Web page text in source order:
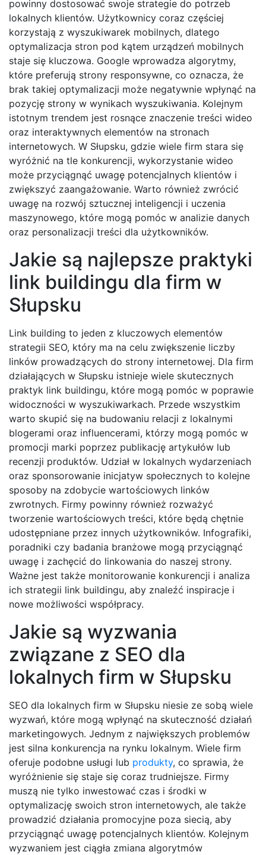
powinny dostosować swoje strategie do potrzeb
lokalnych klientów. Użytkownicy coraz częściej
korzystają z wyszukiwarek mobilnych, dlatego
optymalizacja stron pod kątem urządzeń mobilnych
staje się kluczowa. Google wprowadza algorytmy,
które preferują strony responsywne, co oznacza, że
brak takiej optymalizacji może negatywnie wpłynąć na
pozycję strony w wynikach wyszukiwania. Kolejnym
istotnym trendem jest rosnące znaczenie treści wideo
oraz interaktywnych elementów na stronach
internetowych. W Słupsku, gdzie wiele firm stara się
wyróżnić na tle konkurencji, wykorzystanie wideo
może przyciągnąć uwagę potencjalnych klientów i
zwiększyć zaangażowanie. Warto również zwrócić
uwagę na rozwój sztucznej inteligencji i uczenia
maszynowego, które mogą pomóc w analizie danych
oraz personalizacji treści dla użytkowników.
Jakie są najlepsze praktyki
link buildingu dla firm w
Słupsku
Link building to jeden z kluczowych elementów
strategii SEO, który ma na celu zwiększenie liczby
linków prowadzących do strony internetowej. Dla firm
działających w Słupsku istnieje wiele skutecznych
praktyk link buildingu, które mogą pomóc w poprawie
widoczności w wyszukiwarkach. Przede wszystkim
warto skupić się na budowaniu relacji z lokalnymi
blogerami oraz influencerami, którzy mogą pomóc w
promocji marki poprzez publikację artykułów lub
recenzji produktów. Udział w lokalnych wydarzeniach
oraz sponsorowanie inicjatyw społecznych to kolejne
sposoby na zdobycie wartościowych linków
zwrotnych. Firmy powinny również rozważyć
tworzenie wartościowych treści, które będą chętnie
udostępniane przez innych użytkowników. Infografiki,
poradniki czy badania branżowe mogą przyciągnąć
uwagę i zachęcić do linkowania do naszej strony.
Ważne jest także monitorowanie konkurencji i analiza
ich strategii link buildingu, aby znaleźć inspiracje i
nowe możliwości współpracy.
Jakie są wyzwania
związane z SEO dla
lokalnych firm w Słupsku
SEO dla lokalnych firm w Słupsku niesie ze sobą wiele
wyzwań, które mogą wpłynąć na skuteczność działań
marketingowych. Jednym z największych problemów
jest silna konkurencja na rynku lokalnym. Wiele firm
oferuje podobne usługi lub produkty, co sprawia, że
wyróżnienie się staje się coraz trudniejsze. Firmy
muszą nie tylko inwestować czas i środki w
optymalizację swoich stron internetowych, ale także
prowadzić działania promocyjne poza siecią, aby
przyciągnąć uwagę potencjalnych klientów. Kolejnym
wyzwaniem jest ciągła zmiana algorytmów